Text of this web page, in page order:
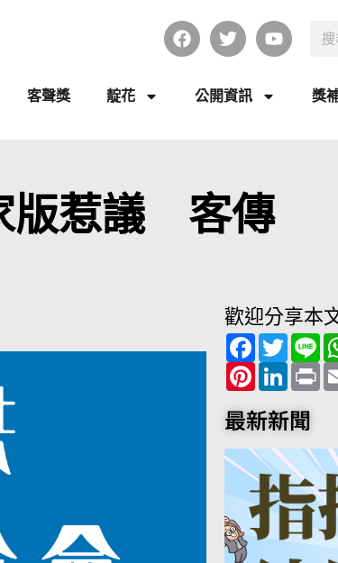
客聲獎 靛花 公開資訊 獎
版惹議 客傳
歡迎分享本
F
a
c
e
b
o
o
T
w
i
t
t
e
r
L
i
n
e
P
i
n
t
e
e
s
t
L
i
n
k
e
I
n
P
r
i
最新新聞